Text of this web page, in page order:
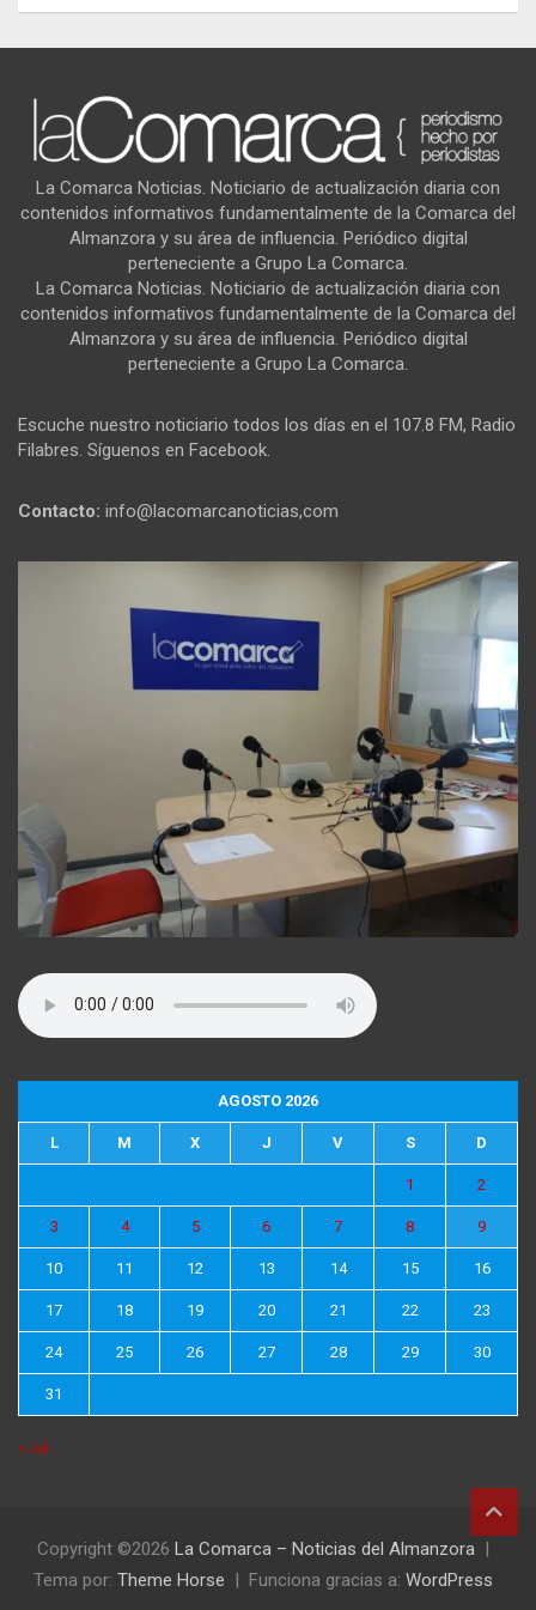
La Comarca Noticias. Noticiario de actualización diaria con
contenidos informativos fundamentalmente de la Comarca del
Almanzora y su área de influencia. Periódico digital
perteneciente a Grupo La Comarca.
La Comarca Noticias. Noticiario de actualización diaria con
contenidos informativos fundamentalmente de la Comarca del
Almanzora y su área de influencia. Periódico digital
perteneciente a Grupo La Comarca.
Escuche nuestro noticiario todos los días en el 107.8 FM, Radio
Filabres. Síguenos en Facebook.
Contacto: info@lacomarcanoticias,com
AGOSTO 2026
L M X J V S D
1 2
3 4 5 6 7 8 9
10 11 12 13 14 15 16
17 18 19 20 21 22 23
24 25 26 27 28 29 30
31
« Jul
Copyright ©2026 La Comarca – Noticias del Almanzora
Tema por: Theme Horse Funciona gracias a: WordPress